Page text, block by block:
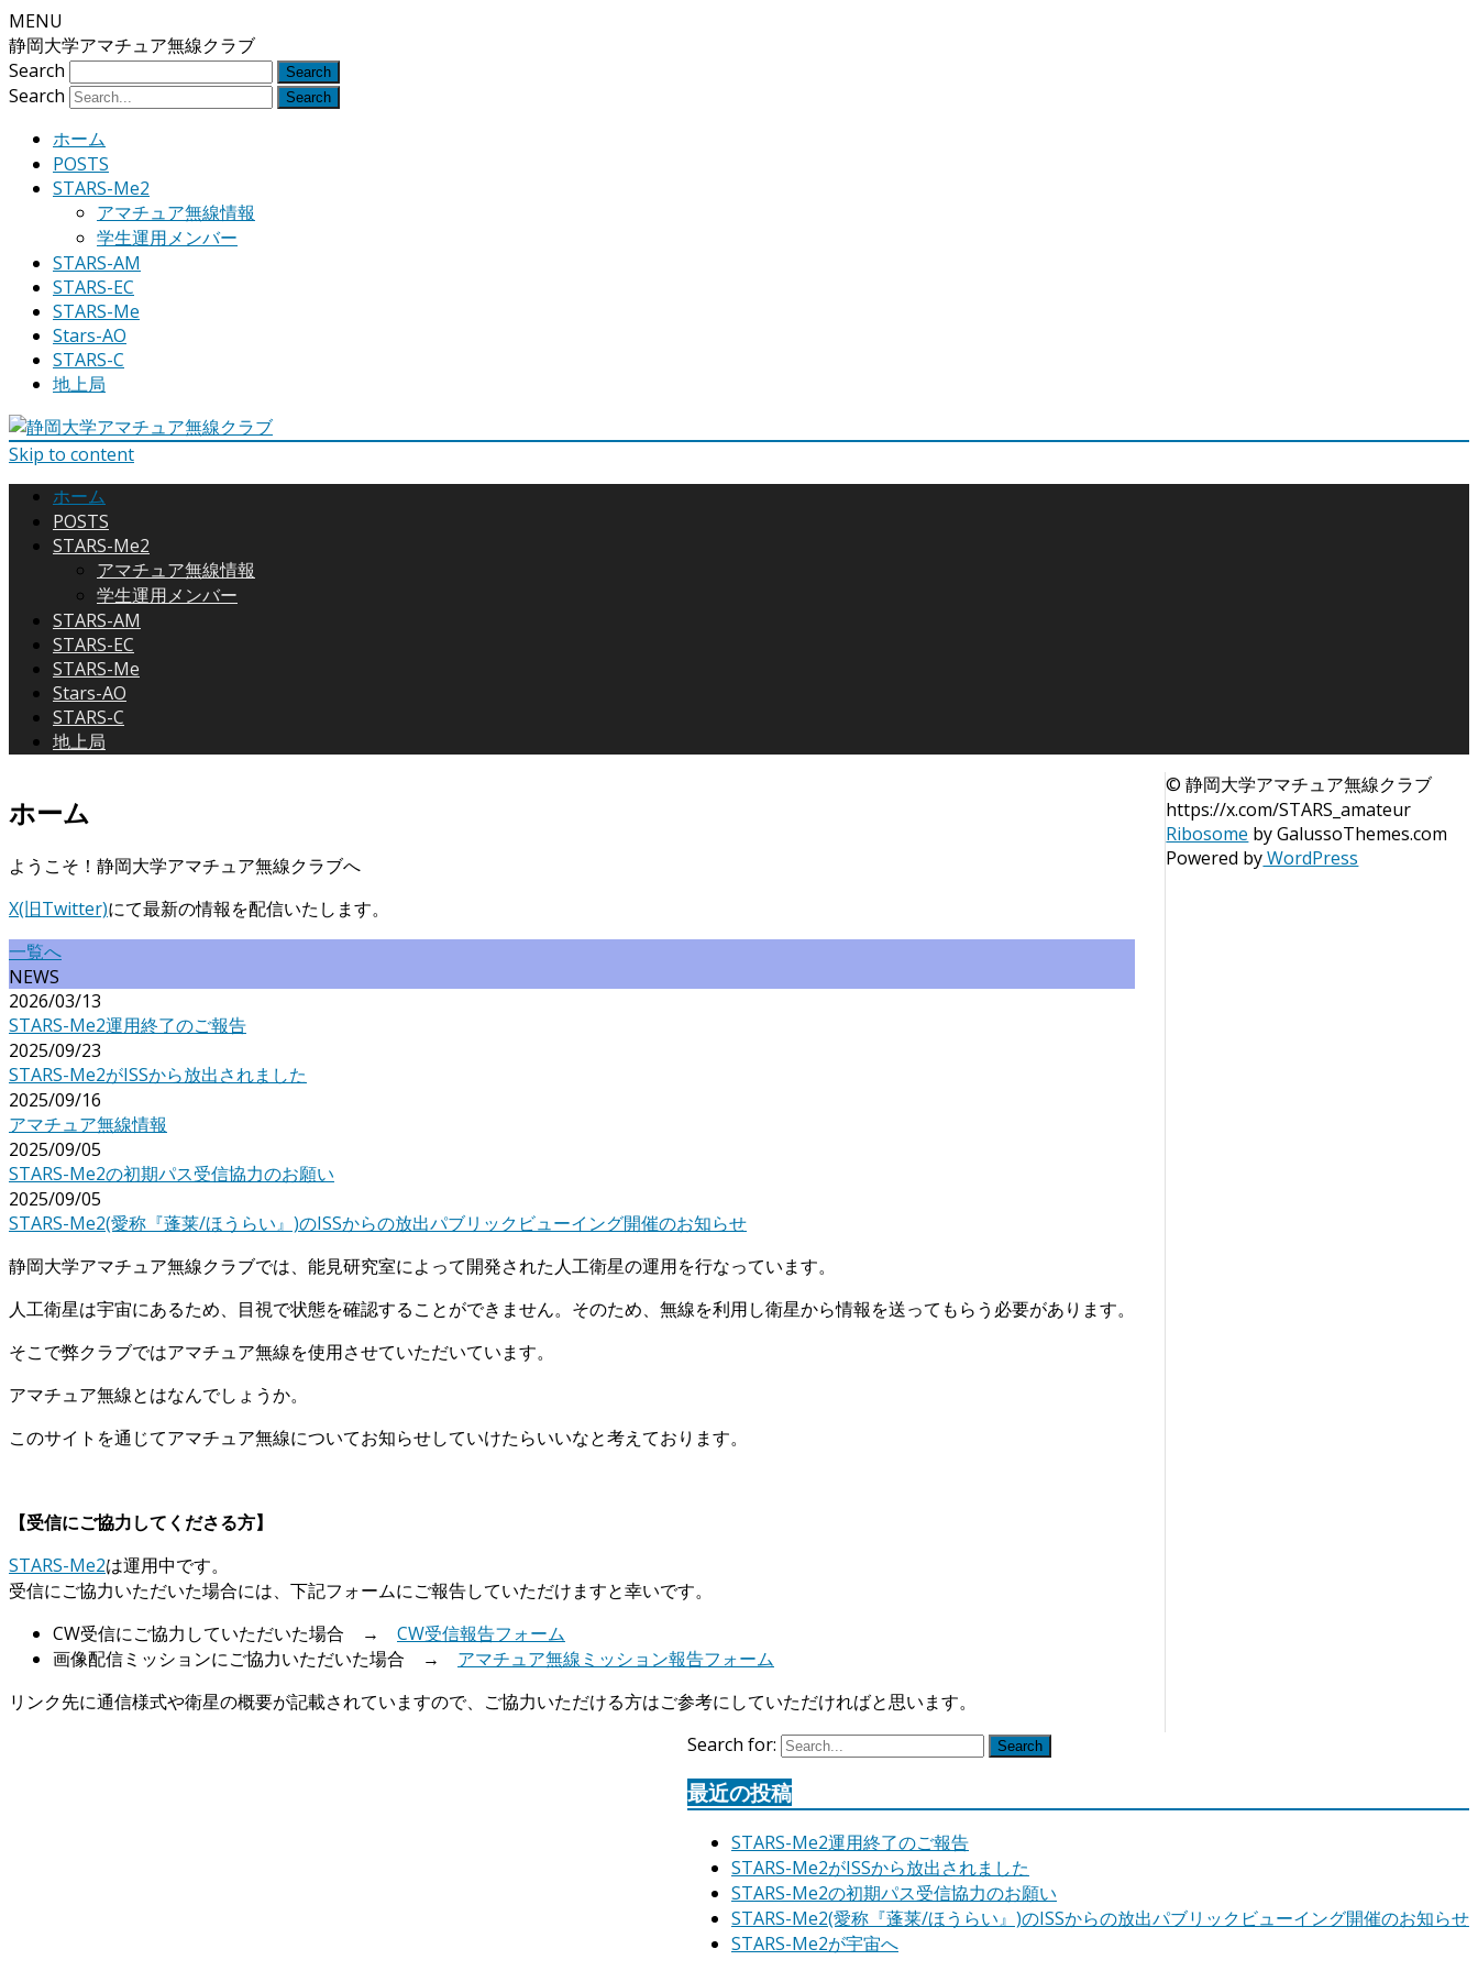
MENU
静岡大学アマチュア無線クラブ
Search
Search
ホーム
POSTS
STARS-Me2
アマチュア無線情報
学生運用メンバー
STARS-AM
STARS-EC
STARS-Me
Stars-AO
STARS-C
地上局
Skip to content
ホーム
POSTS
STARS-Me2
アマチュア無線情報
学生運用メンバー
STARS-AM
STARS-EC
STARS-Me
Stars-AO
STARS-C
地上局
ホーム
ようこそ！静岡大学アマチュア無線クラブへ
X(旧Twitter)にて最新の情報を配信いたします。
一覧へ
NEWS
2026/03/13
STARS-Me2運用終了のご報告
2025/09/23
STARS-Me2がISSから放出されました
2025/09/16
アマチュア無線情報
2025/09/05
STARS-Me2の初期パス受信協力のお願い
2025/09/05
STARS-Me2(愛称『蓬莱/ほうらい』)のISSからの放出パブリックビューイング開催のお知らせ
静岡大学アマチュア無線クラブでは、能見研究室によって開発された人工衛星の運用を行なっています。
人工衛星は宇宙にあるため、目視で状態を確認することができません。そのため、無線を利用し衛星から情報を送ってもらう必要があります。
そこで弊クラブではアマチュア無線を使用させていただいています。
アマチュア無線とはなんでしょうか。
このサイトを通じてアマチュア無線についてお知らせしていけたらいいなと考えております。
【受信にご協力してくださる方】
STARS-Me2は運用中です。
受信にご協力いただいた場合には、下記フォームにご報告していただけますと幸いです。
CW受信にご協力していただいた場合 → CW受信報告フォーム
画像配信ミッションにご協力いただいた場合 → アマチュア無線ミッション報告フォーム
リンク先に通信様式や衛星の概要が記載されていますので、ご協力いただける方はご参考にしていただければと思います。
Search for:
Search
最近の投稿
STARS-Me2運用終了のご報告
STARS-Me2がISSから放出されました
STARS-Me2の初期パス受信協力のお願い
STARS-Me2(愛称『蓬莱/ほうらい』)のISSからの放出パブリックビューイング開催のお知らせ
STARS-Me2が宇宙へ
© 静岡大学アマチュア無線クラブ
https://x.com/STARS_amateur
Ribosome by GalussoThemes.com
Powered byWordPress